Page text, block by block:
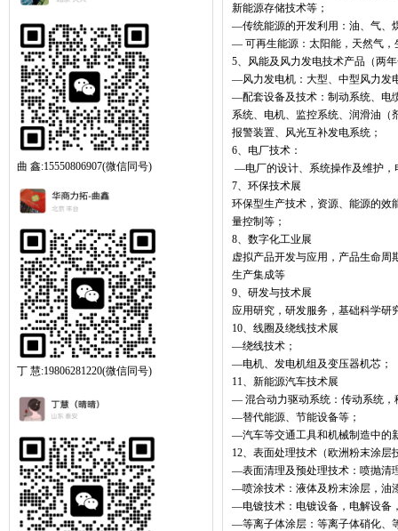
曲 鑫:15550806907(微信同号)
丁 慧:19806281220(微信同号)
新能源存储技术等；
—传统能源的开发利用：油、气、
— 可再生能源：太阳能，天然气
5、风能及风力发电技术产品（两
—风力发电机：大型、中型风力
—配套设备及技术：制动系统、电
系统、电机、监控系统、润滑油
报警装置、风光互补发电系统；
6、电厂技术：
—电厂的设计、系统操作及维护
7、环保技术展
环保型生产技术，资源、能源的效
量控制等；
8、数字化工业展
虚拟产品开发与应用，产品生命
生产集成等
9、研发与技术展
应用研究，研发服务，基础科学研
10、线圈及绕线技术展
—绕线技术；
—电机、发电机组及变压器机芯；
11、新能源汽车技术展
— 混合动力驱动系统：传动系统
—替代能源、节能设备等；
—汽车等交通工具和机械制造中的
12、表面处理技术（欧洲粉末涂层
—表面清理及预处理技术：喷抛清
—喷涂技术：液体及粉末涂层，油
—电镀技术：电镀设备，电解设备
—等离子体涂层：等离子体硝化、